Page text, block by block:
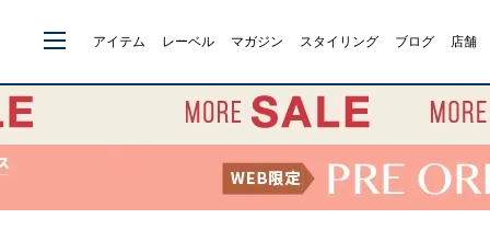
アイテム レーベル マガジン スタイリング ブログ 店舗